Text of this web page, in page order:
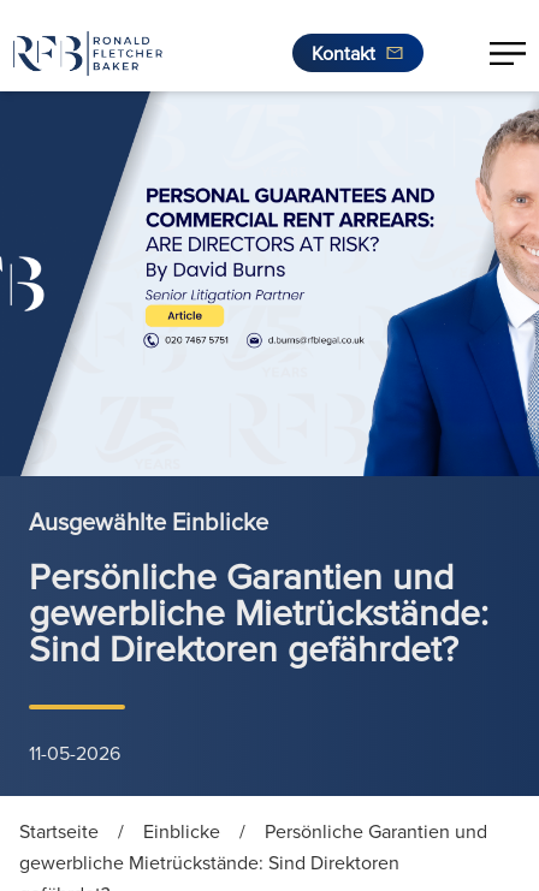
Zum Inhalt springen
Kontakt
Ausgewählte Einblicke
Persönliche Garantien und
gewerbliche Mietrückstände:
Sind Direktoren gefährdet?
11-05-2026
Startseite / Einblicke /
Persönliche Garantien und
gewerbliche Mietrückstände: Sind Direktoren